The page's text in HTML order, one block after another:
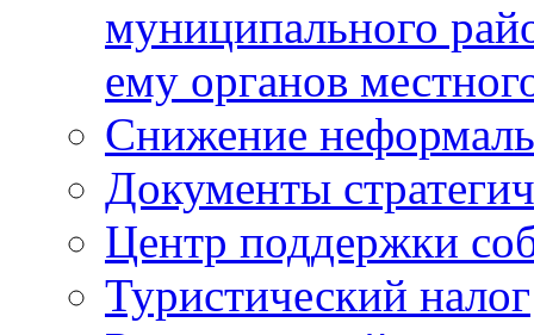
муниципального
ему органов
Снижение
Документы
Центр поддержки
Туристический налог